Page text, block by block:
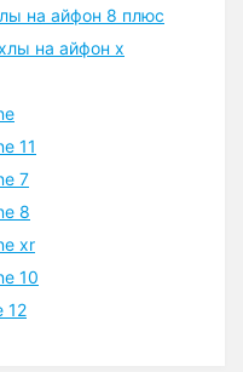
на айфон 8 плюс
на айфон x
11
7
8
xr
10
12